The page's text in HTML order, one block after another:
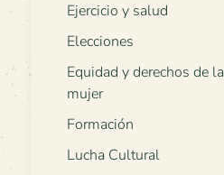
Ejercicio y salud
Elecciones
Equidad y derechos de la
mujer
Formación
Lucha Cultural